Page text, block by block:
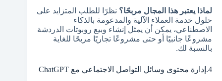
لماذا يعتبر هذا المجال مربحًا؟ نظرًا للطلب المتزايد على
حلول خدمة العملاء الآلية والمدعومة بالذكاء
الاصطناعي، يمكن أن يمثل إنشاء وبيع روبوتات الدردشة
مشروعًا جانبيًا أو حتى مشروعًا تجاريًا مربحًا للغاية
بالنسبة لك.
4.إدارة محتوى وسائل التواصل الاجتماعي مع ChatGPT